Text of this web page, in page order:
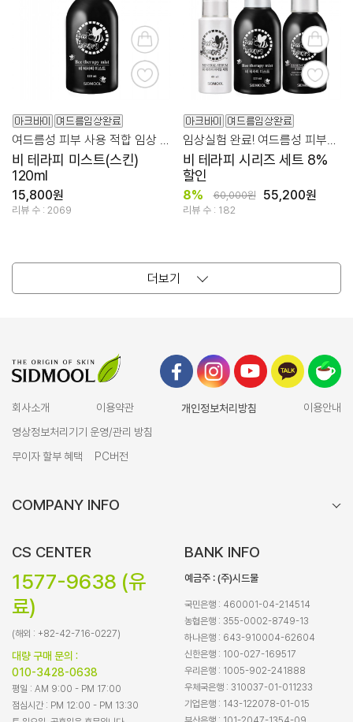
비 테라피 미스트(스킨)
120ml
15,800원
리뷰 수 : 2069
비 테라피 시리즈 세트 8%
할인
8% 60,000원 55,200원
리뷰 수 : 182
더보기
회사소개 이용약관 개인정보처리방침
이용안내
영상정보처리기기 운영/관리 방침
무이자 할부 혜택
PC버전
COMPANY INFO
CS CENTER
1577-9638 (유
료)
(해외 : +82-42-716-0227)
대량 구매 문의 :
010-3428-0638
평일 : AM 9:00 - PM 17:00
점심시간 : PM 12:00 - PM 13:30
BANK INFO
예금주 : (주)시드물
국민은행 : 460001-04-214514
농협은행 : 355-0002-8749-13
하나은행 : 643-910004-62604
신한은행 : 100-027-169517
우리은행 : 1005-902-241888
우체국은행 : 310037-01-011233
기업은행 : 143-122078-01-015